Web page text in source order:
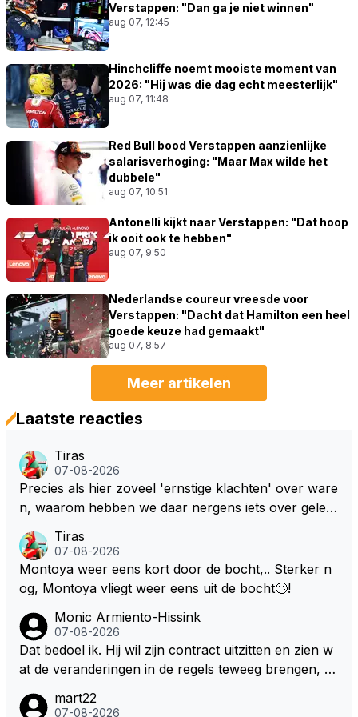
Verstappen: "Dan ga je niet winnen"
aug 07, 12:45
Hinchcliffe noemt mooiste moment van
2026: "Hij was die dag echt meesterlijk"
aug 07, 11:48
Red Bull bood Verstappen aanzienlijke
salarisverhoging: "Maar Max wilde het
dubbele"
aug 07, 10:51
Antonelli kijkt naar Verstappen: "Dat hoop
ik ooit ook te hebben"
aug 07, 9:50
Nederlandse coureur vreesde voor
Verstappen: "Dacht dat Hamilton een heel
goede keuze had gemaakt"
aug 07, 8:57
Meer artikelen
Laatste reacties
Tiras
07-08-2026
Precies als hier zoveel 'ernstige klachten' over ware
n, waarom hebben we daar nergens iets over gelez
Tiras
07-08-2026
Montoya weer eens kort door de bocht,.. Sterker n
og, Montoya vliegt weer eens uit de bocht🙄!
Monic Armiento-Hissink
07-08-2026
Dat bedoel ik. Hij wil zijn contract uitzitten en zien w
at de veranderingen in de regels teweeg brengen, al
ijn eigen team te kiezen en zijn gezin. hij kan dan zelf
mart22
07-08-2026